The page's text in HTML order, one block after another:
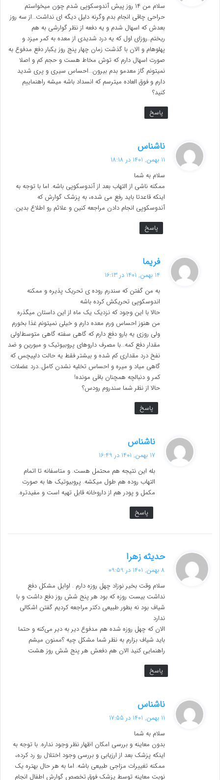
:
سلام من ۱۴ روز پیش آندوسکوپی شدم چون میخواستم
حراحی چاقی انجام بدم وگرنه دلیل دیگه ای نداشت…از سه روز
بعدش که اسهال شدم و یه دفعه از نظر گوارشی به هم
ریختم..روزای ا‌ول که یه درد شدیدی از معده به کمر میزد و
پهلوهام و الان با گذشت زمان چهار پنج روز یکبار دفع مدفوع به
صورت اسهال دارم که توش مخاط هست و حجم کم و اصلا
نمیتونم گاز معدمو بدم بیرون…احساس سیری و پری شدید
دارم و فوق العاده میترسم که انسداد باشه میشه راهنماییم
کنید؟
پاسخ
ناشناس
ف
:
11 بهمن, 1401 در 18:18
سلام به شما
ممکنه ناشی از التهاب بعد از آندوسکوپی باشه. اما با توجه به
اینکه قاعدتا باید رفع می شده، به پزشک گوارش که
آندوسکوپی انجام دادن مراجعه کنین و علائم رو اطلاع بدین.
پاسخ
فریما
ت
:
14 بهمن, 1401 در 16:13
به من گفتن که سندرم روده ی تحریک پذیره و ممکنه
اندوسکوپی تحریکش کرده باشه
حالا با این وجود که نزدیک یک ماه از این داستان میگذره
من هنوز احساس ورم معده دارم و خیلی نمیتونم غذا بخورم
ولی روزی یه بارو دفع دارم که گاهی سفته گاهی متوسط!ولی
مقدار دفع کمه…با مصرف داروهای پروبیوتیک و مبورین و ضد
نفخ درد مقداری کم شده و بیشتر فقط یه حالت دلپیچس که
گاهی میاد و میره و احساس تخلیه نشدن کامل..درد عضلات
کمر و دنبالچه همچنان باقی مونده!
حالا از نظر شما سندروم رودس؟
پاسخ
ناشناس
ف
:
17 بهمن, 1401 در 16:49
بله این نتیجه هم محتمل هست. و متاسفانه تا اتمام
التهاب روده هم طول میکشه. پروبیوتیک ها به صورت
مکمل و پودر هم از داروخانه قابل تهیه است و مفیدتره.
پاسخ
حدیثه زهرا
ت
:
8 بهمن, 1401 در 09:59
سلام وقت بخیر نوزاد چهل روزه دارم . اوایل مشکل دفع
نداشت بیست روزه که بود هر پنج شش روز دفع داشت و با
شیاف بود نه بطور طبیعی دکتر مراجعه کردیم گفتن اشکالی
ندارد
الان که چهل روزه شده هم مدفوع دیر به دیر می‌کنه و حتما
باید شیاف بزارم به نظر شما مشکل چیه ؟ممنون میشم
راهنمایی کنید الان هم دفعش هر پنج شش روز هشت
پاسخ
ناشناس
ف
:
11 بهمن, 1401 در 17:55
سلام به شما
بدون معاینه و بررسی امکان اظهار نظر وجود نداره. با توجه به
اینکه پزشک بعد از ارزیابی و بررسی وجود اختلال رو رد کرده،
ممکنه تغییرات مزاجی طبیعی باشه. اما به هر حال بهتره یک
نوبت معاینه توسط پزشک فوق تخصص گوارش اطفال انجام